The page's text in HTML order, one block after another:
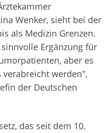
Wenker, sieht bei der
als Medizin Grenzen.
Ergänzung für
aber es
werden",
der Deutschen
das seit dem 10.